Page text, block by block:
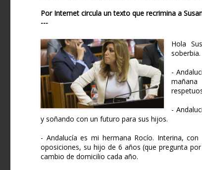
Por Internet circula un texto que recrimina a
---
Hola
-
-
y soñando con un futuro para sus hijos.
- Andalucía es mi hermana Rocío. Interina,
oposiciones, su hijo de 6 años (que pregunta
cambio de domicilio cada año.